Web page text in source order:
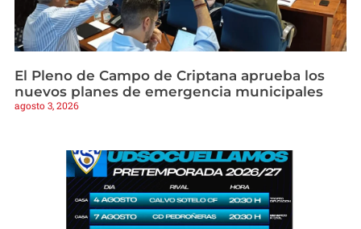
El Pleno de Campo de Criptana aprueba los
nuevos planes de emergencia municipales
agosto 3, 2026